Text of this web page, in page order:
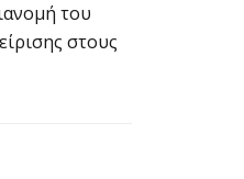
του
στους